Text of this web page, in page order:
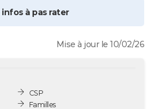
à pas rater
Mise à jour le 10/02/26
CSP
Familles